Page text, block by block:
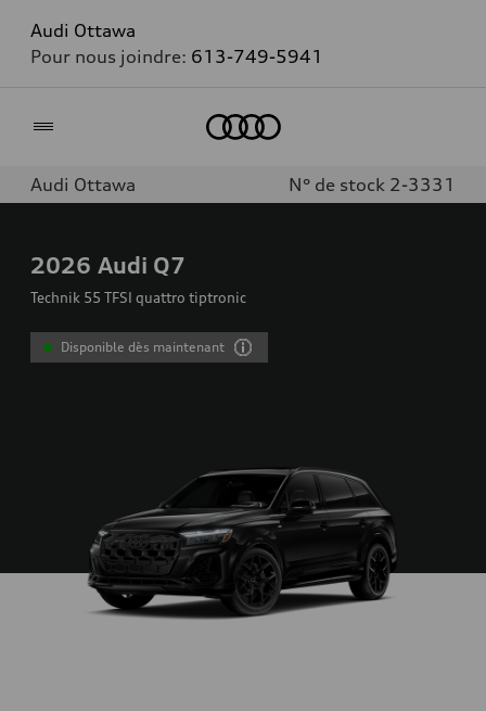
Audi Ottawa
Pour nous joindre: 613-749-5941
Audi Ottawa N° de stock 2-3331
2026 Audi Q7
Technik 55 TFSI quattro tiptronic
Disponible dès maintenant